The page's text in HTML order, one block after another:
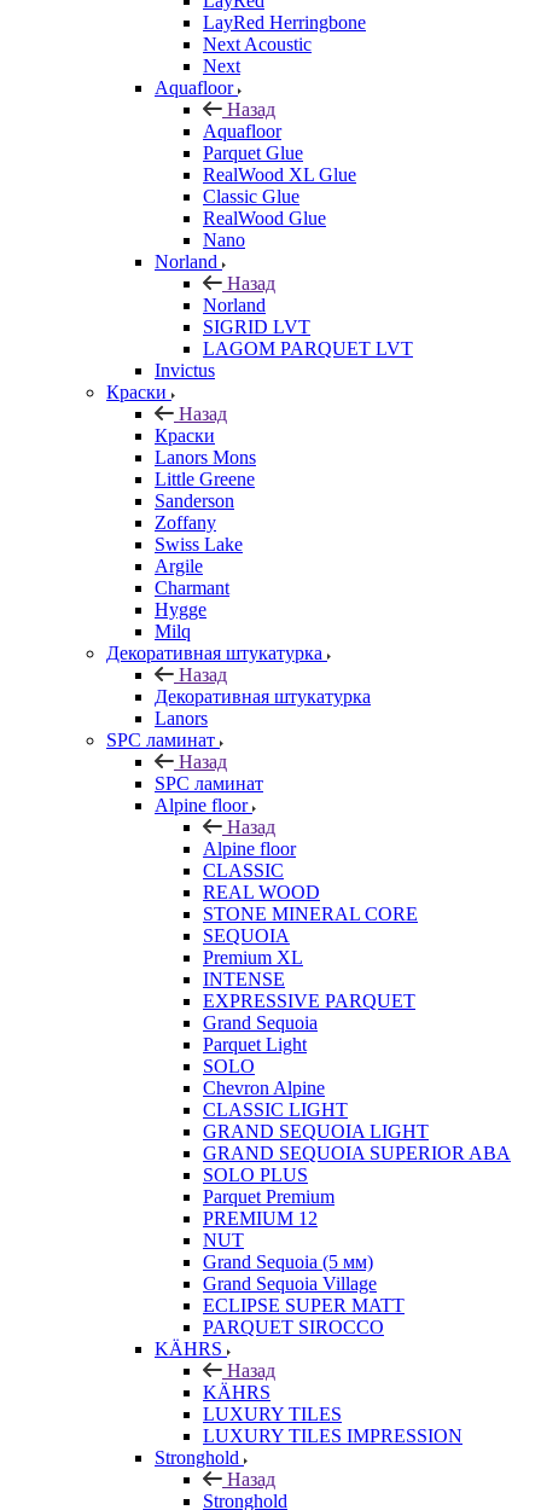
LayRed Herringbone
Next Acoustic
Next
Aquafloor
Назад
Aquafloor
Parquet Glue
RealWood XL Glue
Classic Glue
RealWood Glue
Nano
Norland
Назад
Norland
SIGRID LVT
LAGOM PARQUET LVT
Invictus
Краски
Назад
Краски
Lanors Mons
Little Greene
Sanderson
Zoffany
Swiss Lake
Argile
Charmant
Hygge
Milq
Декоративная штукатурка
Назад
Декоративная штукатурка
Lanors
SPC ламинат
Назад
SPC ламинат
Alpine floor
Назад
Alpine floor
CLASSIC
REAL WOOD
STONE MINERAL CORE
SEQUOIA
Premium XL
INTENSE
EXPRESSIVE PARQUET
Grand Sequoia
Parquet Light
SOLO
Chevron Alpine
CLASSIC LIGHT
GRAND SEQUOIA LIGHT
GRAND SEQUOIA SUPERIOR ABA
SOLO PLUS
Parquet Premium
PREMIUM 12
NUT
Grand Sequoia (5 мм)
Grand Sequoia Village
ECLIPSE SUPER MATT
PARQUET SIROCCO
KÄHRS
Назад
KÄHRS
LUXURY TILES
LUXURY TILES IMPRESSION
Stronghold
Назад
Stronghold